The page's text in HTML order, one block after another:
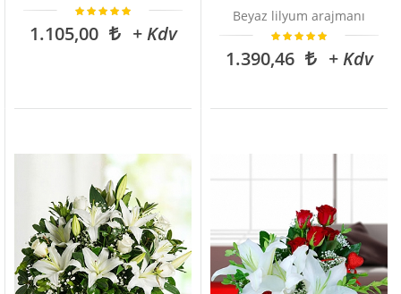
1.105,00 + Kdv
Beyaz lilyum arajmanı
1.390,46 + Kdv